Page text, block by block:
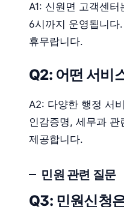
A1: 신원면 고객센
6시까지 운영됩니다
휴무랍니다.
Q2: 어떤 서비
A2: 다양한 행정 서
인감증명, 세무과
제공합니다.
민원 관련 질문
Q3: 민원신청